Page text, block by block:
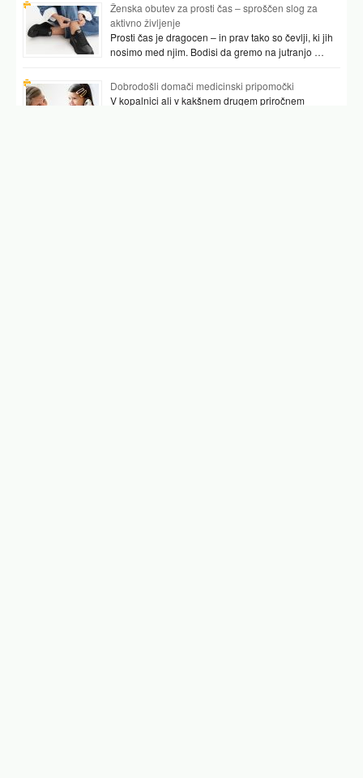
Ženska obutev za prosti čas – sproščen slog za
aktivno življenje
Prosti čas je dragocen – in prav tako so čevlji, ki jih
nosimo med njim. Bodisi da gremo na jutranjo …
Dobrodošli domači medicinski pripomočki
V kopalnici ali v kakšnem drugem priročnem